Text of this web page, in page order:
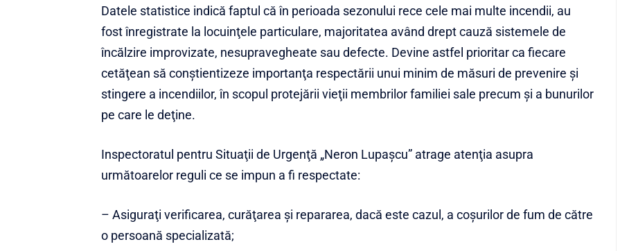
Datele statistice indică faptul că în perioada sezonului rece cele mai multe incendii, au
fost înregistrate la locuinţele particulare, majoritatea având drept cauză sistemele de
încălzire improvizate, nesupravegheate sau defecte. Devine astfel prioritar ca fiecare
cetăţean să conştientizeze importanţa respectării unui minim de măsuri de prevenire şi
stingere a incendiilor, în scopul protejării vieţii membrilor familiei sale precum şi a bunurilor
pe care le deţine.
Inspectoratul pentru Situaţii de Urgenţă „Neron Lupașcu” atrage atenţia asupra
următoarelor reguli ce se impun a fi respectate:
– Asiguraţi verificarea, curăţarea şi repararea, dacă este cazul, a coşurilor de fum de către
o persoană specializată;